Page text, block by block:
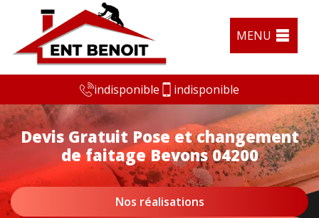
MENU
indisponible indisponible
Devis Gratuit Pose et changement
de faitage Bevons 04200
Nos réalisations